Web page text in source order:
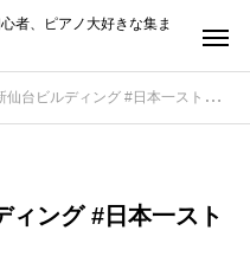
者、ピアノ大好きな集ま
ディング #日本一ストリートピアノを弾いた人
ィング #日本一スト